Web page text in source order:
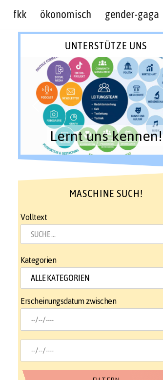
fkk ökonomisch gender-gaga
UNTERSTÜTZE UNS
Lernt uns kennen!
MASCHINE SUCH!
Volltext
Kategorien
Erscheinungsdatum zwischen